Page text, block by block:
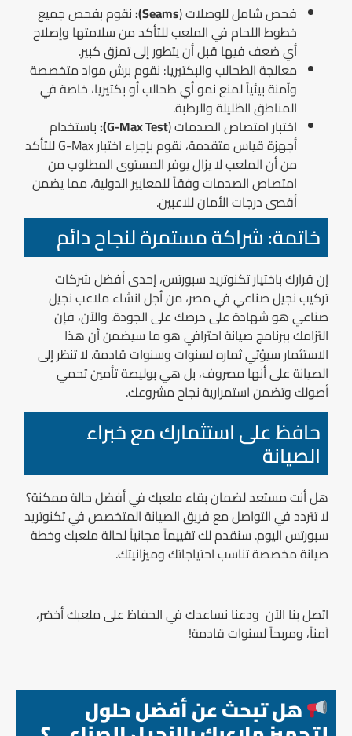
فحص شامل للوصلات (Seams): نقوم بفحص جميع
خطوط اللحام في الملعب للتأكد من سلامتها وإصلاح
أي ضعف فيها قبل أن يتطور إلى تمزق كبير.
معالجة الطحالب والبكتيريا: نقوم برش مواد متخصصة
وآمنة بيئياً لمنع نمو أي طحالب أو بكتيريا، خاصة في
المناطق الظليلة والرطبة.
اختبار امتصاص الصدمات (G-Max Test): باستخدام
أجهزة قياس متقدمة، نقوم بإجراء اختبار G-Max للتأكد
من أن الملعب لا يزال يوفر المستوى المطلوب من
امتصاص الصدمات وفقاً للمعايير الدولية، مما يضمن
أقصى درجات الأمان للاعبين.
خاتمة: شراكة مستمرة لنجاح دائم
إن قرارك باختيار تكنوتريد سبورتس، إحدى أفضل شركات
تركيب نجيل صناعي في مصر، من أجل انشاء ملاعب نجيل
صناعي هو شهادة على حرصك على الجودة. والآن، فإن
التزامك ببرنامج صيانة احترافي هو ما سيضمن أن هذا
الاستثمار سيؤتي ثماره لسنوات وسنوات قادمة. لا تنظر إلى
الصيانة على أنها مصروف، بل هي بوليصة تأمين تحمي
أصولك وتضمن استمرارية نجاح مشروعك.
حافظ على استثمارك مع خبراء
الصيانة
هل أنت مستعد لضمان بقاء ملعبك في أفضل حالة ممكنة؟
لا تتردد في التواصل مع فريق الصيانة المتخصص في تكنوتريد
سبورتس اليوم. سنقدم لك تقييماً مجانياً لحالة ملعبك وخطة
صيانة مخصصة تناسب احتياجاتك وميزانيتك.
اتصل بنا الآن ودعنا نساعدك في الحفاظ على ملعبك أخضر،
آمناً، ومربحاً لسنوات قادمة!
هل تبحث عن أفضل حلول